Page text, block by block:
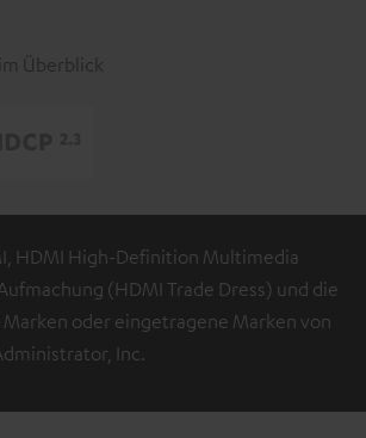
Überblick
HDMI High-Definition Multimedia
(HDMI Trade Dress) und die
Marken oder eingetragene Marken von
Inc.